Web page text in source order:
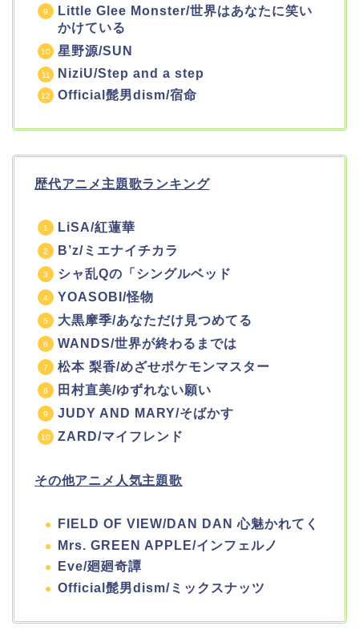
Little Glee Monster/世界はあなたに笑い
かけている
星野源/SUN
NiziU/Step and a step
Official髭男dism/宿命
歴代アニメ主題歌ランキング
LiSA/紅蓮華
B’z/ミエナイチカラ
シャ乱Qの「シングルベッド
YOASOBI/怪物
大黒摩季/あなただけ見つめてる
WANDS/世界が終わるまでは
松本 梨香/めざせポケモンマスター
田村直美/ゆずれない願い
JUDY AND MARY/そばかす
ZARD/マイフレンド
その他アニメ人気主題歌
FIELD OF VIEW/DAN DAN 心魅かれてく
Mrs. GREEN APPLE/インフェルノ
Eve/廻廻奇譚
Official髭男dism/ミックスナッツ